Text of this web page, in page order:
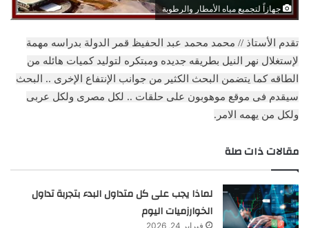
جهازاً لتجميع مياه الأمطار والرطوبة
تقدم الأستاذ // محمد محمد عبد الحفيظ قمر الدولة بدراسه مهمة
لإستغلال نهر النيل بطريقه جديده ومبتكره لتوليد كميات هائله من
الطاقه كما يتضمن البحث الكثير من جوانب الإنتفاع الإخرى .. البحث
سيقدم فى موقع موهوبون على حلقات .. لكل مصرى ولكل عربى
ولكل من يهمه الامر.
مقالات ذات صلة
لماذا يجب على كل متداول البدء بتجربة تداول
الخوارزميات اليوم
فبراير 24, 2026